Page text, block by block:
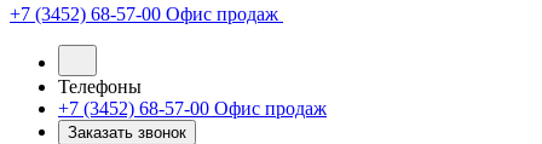
+7 (3452) 68-57-00 Офис продаж
Телефоны
+7 (3452) 68-57-00 Офис продаж
Заказать звонок